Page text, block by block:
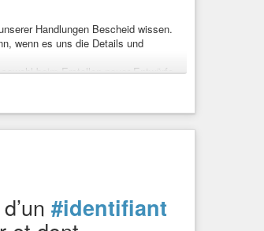
Handlungen Bescheid wissen.
wenn es uns die Details und
beim Erstellen neuer Entwürfe
#identifiant